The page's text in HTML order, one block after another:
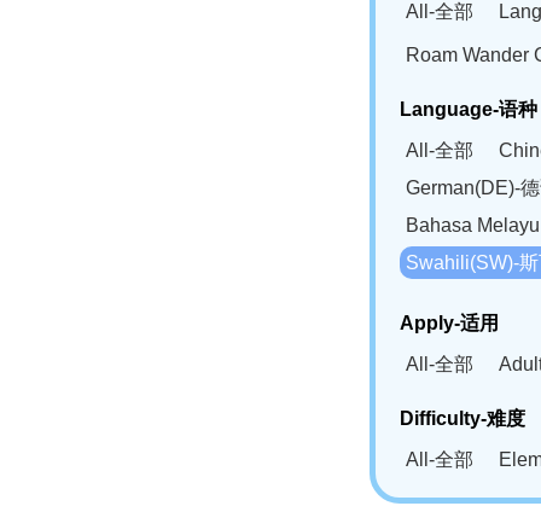
All-全部
Roam Wander
Language-语种
All-全部
German(DE)-
Bahasa
Swahili(SW)-
Apply-适用
All-全部
Difficulty-难度
All-全部